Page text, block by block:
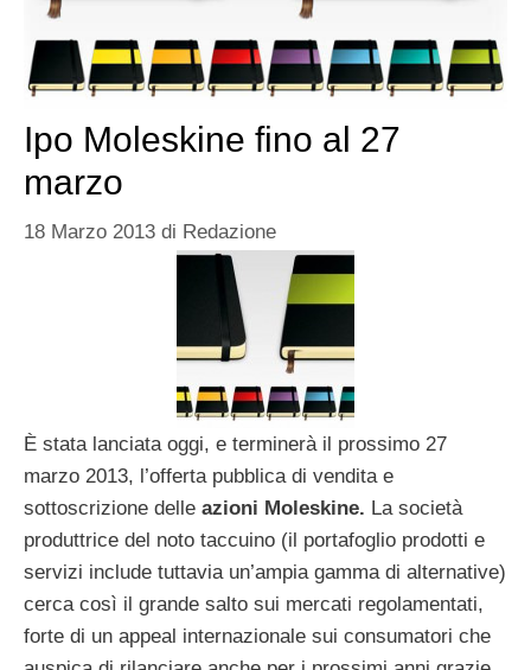
Ipo Moleskine fino al 27
marzo
18 Marzo 2013 di Redazione
È stata lanciata oggi, e terminerà il prossimo 27
marzo 2013, l’offerta pubblica di vendita e
sottoscrizione delle azioni Moleskine. La società
produttrice del noto taccuino (il portafoglio prodotti e
servizi include tuttavia un’ampia gamma di alternative)
cerca così il grande salto sui mercati regolamentati,
forte di un appeal internazionale sui consumatori che